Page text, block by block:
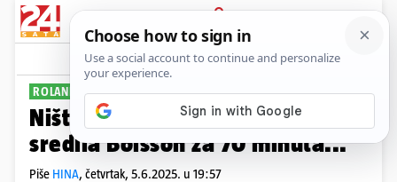
PRIJAVA
Sport Komentari
ROLAND GARROS
Ništa od nastavka bajke. Gauff
sredila Boisson za 70 minuta...
Piše HINA, četvrtak, 5.6.2025. u 19:57